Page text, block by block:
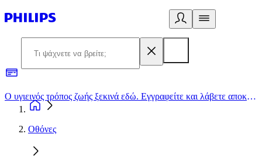
Ο υγιεινός τρόπος ζωής ξεκινά εδώ. Εγγραφείτε και λάβετε αποκλειστικές προσφορές
Οθόνες